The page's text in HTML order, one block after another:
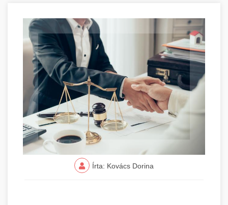
Írta: Kovács Dorina